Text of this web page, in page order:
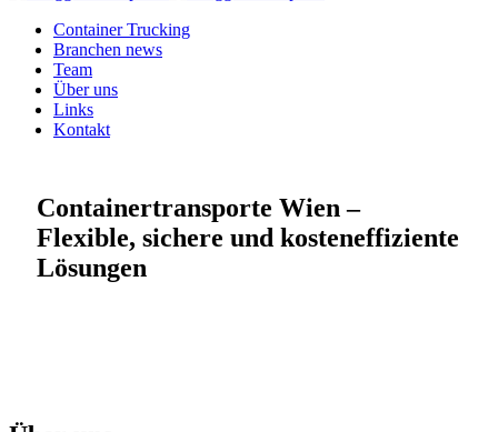
Container Trucking
Branchen news
Team
Über uns
Links
Kontakt
Containertransporte Wien –
Flexible, sichere und kosteneffiziente
Lösungen